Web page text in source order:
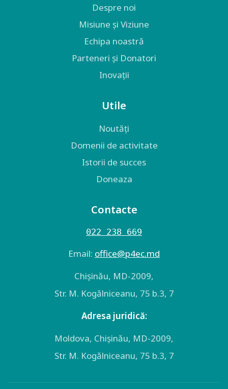
Despre noi
Misiune și Viziune
Echipa noastră
Parteneri și Donatori
Inovații
Utile
Noutăți
Domenii de activitate
Istorii de succes
Doneaza
Contacte
022 238 669
Email: оffice@p4ec.md
Chişinău, MD-2009,
Str. M. Kogălniceanu, 75 b.3, 7
Adresa juridică:
Moldova, Chişinău, MD-2009,
Str. M. Kogălniceanu, 75 b.3, 7